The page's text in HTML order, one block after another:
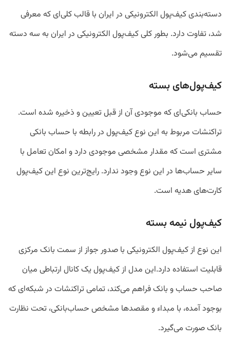
دسته‌بندی کیف‌پول الکترونیکی در ایران با قالب کلی‌ای که معرفی
شد، تفاوت دارد. بطور کلی کیف‌پول الکترونیکی در ایران به سه دسته
تقسیم می‌شود.
کیف‌پول‌های بسته
حساب بانکی‌ای که موجودی آن از قبل تعیین و ذخیره شده‌ است.
تراکنشات مربوط به این نوع کیف‌پول در رابطه با حساب بانکی
مشتری است که مقدار مشخصی موجودی دارد و امکان تعامل با
سایر حساب‌ها در این نوع وجود ندارد. رایج‌ترین نوع این کیف‌پول
کارت‌های هدیه است.
کیف‌پول نیمه بسته
این نوع از کیف‌پول الکترونیکی با صدور جواز از سمت بانک مرکزی
قابلیت استفاده دارد.این مدل از کیف‌پول یک کانال ارتباطی میان
صاحب حساب و بانک فراهم می‌کند، تمامی تراکنشات در شبکه‌ای که
بوجود آمده، با مبداء و مقصدها مشخص حساب‌بانکی، تحت نظارت
بانک صورت می‌گیرد.